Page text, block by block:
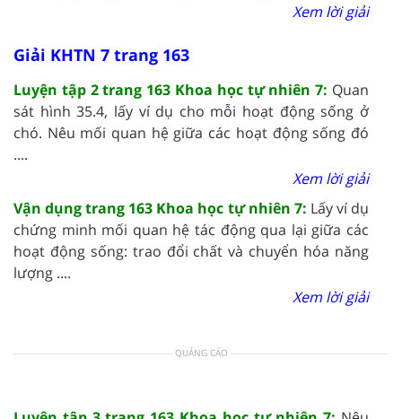
Xem lời giải
Giải KHTN 7 trang 163
Luyện tập 2 trang 163 Khoa học tự nhiên 7: Quan
sát hình 35.4, lấy ví dụ cho mỗi hoạt động sống ở
chó. Nêu mối quan hệ giữa các hoạt động sống đó
....
Xem lời giải
Vận dụng trang 163 Khoa học tự nhiên 7: Lấy ví dụ
chứng minh mối quan hệ tác động qua lại giữa các
hoạt động sống: trao đổi chất và chuyển hóa năng
lượng ....
Xem lời giải
QUẢNG CÁO